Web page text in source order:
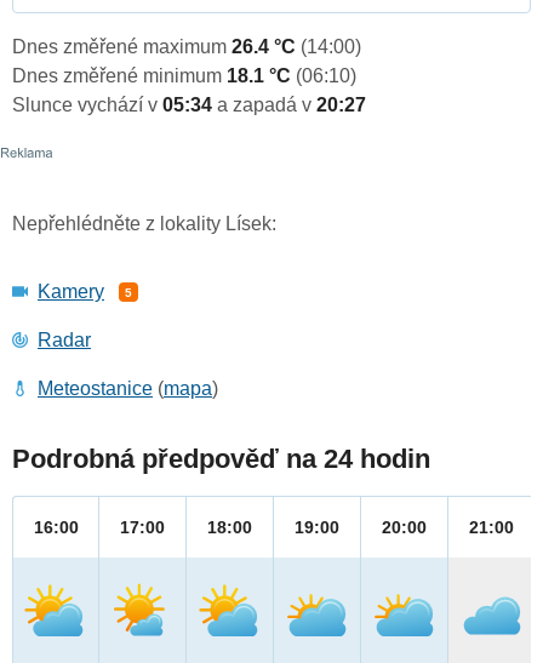
Dnes změřené maximum 26.4 °C (14:00)
Dnes změřené minimum 18.1 °C (06:10)
Slunce vychází v 05:34 a zapadá v 20:27
Nepřehlédněte z lokality Lísek:
Kamery 5
Radar
Meteostanice (mapa)
Podrobná předpověď na 24 hodin
16:00 17:00 18:00 19:00 20:00 21:00